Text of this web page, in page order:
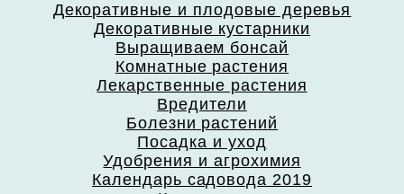
Декоративные и плодовые деревья
Декоративные кустарники
Выращиваем бонсай
Комнатные растения
Лекарственные растения
Вредители
Болезни растений
Посадка и уход
Удобрения и агрохимия
Календарь садовода 2019